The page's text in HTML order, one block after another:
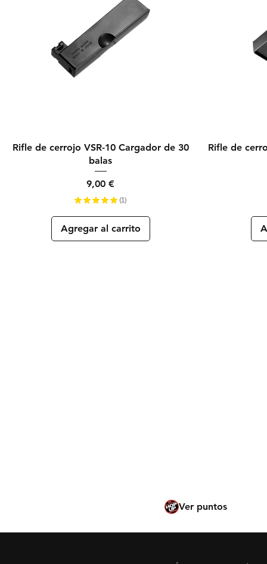
Vista rápida
Rifle de cerrojo VSR-10 Cargador de 30
balas
Precio
9,00 €
★ ★ ★ ★ ★ 1
1
Agregar al carrito
Rifle de
Ver puntos